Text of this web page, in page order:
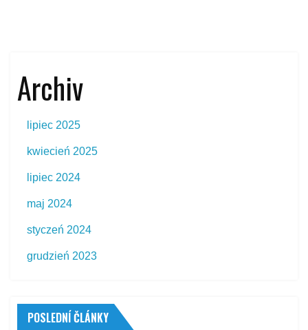
Archiv
lipiec 2025
kwiecień 2025
lipiec 2024
maj 2024
styczeń 2024
grudzień 2023
POSLEDNÍ ČLÁNKY